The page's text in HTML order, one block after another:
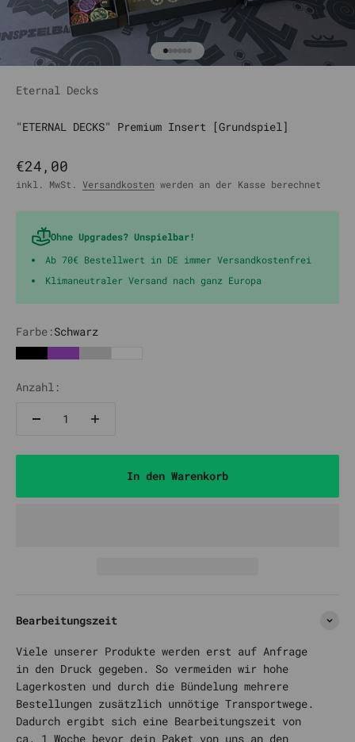
Gehe zu Element 1
Gehe zu Element 2
Gehe zu Element 3
Gehe zu Element 4
Gehe zu Element 5
Gehe zu Element 6
Eternal Decks
"ETERNAL DECKS" Premium Insert [Grundspiel]
Angebot
€24,00
inkl. MwSt. Versandkosten werden an der Kasse berechnet
Ohne Upgrades? Unspielbar!
Ab 70€ Bestellwert in DE immer Versandkostenfrei
Klimaneutraler Versand nach ganz Europa
Farbe:Schwarz
Schwarz
Lila
Anzahl:
In den Warenkorb
Bearbeitungszeit
Viele unserer Produkte werden erst auf Anfrage
in den Druck gegeben. So vermeiden wir hohe
Lagerkosten und durch die Bündelung mehrere
Bestellungen zusätzlich unnötige Transportwege.
Dadurch ergibt sich eine Bearbeitungszeit von
ca. 1 Woche bevor dein Paket von uns an den